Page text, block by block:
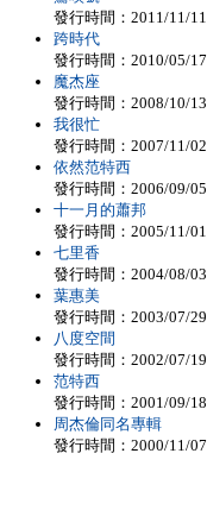
發行時間：2011/11/11
跨時代
發行時間：2010/05/17
魔杰座
發行時間：2008/10/13
我很忙
發行時間：2007/11/02
依然范特西
發行時間：2006/09/05
十一月的蕭邦
發行時間：2005/11/01
七里香
發行時間：2004/08/03
葉惠美
發行時間：2003/07/29
八度空間
發行時間：2002/07/19
范特西
發行時間：2001/09/18
周杰倫同名專輯
發行時間：2000/11/07